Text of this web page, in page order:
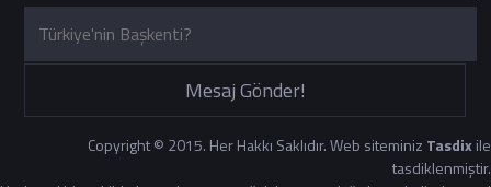
Mesaj Gönder!
Copyright © 2015. Her Hakkı Saklıdır. Web siteminiz Tasdixile
tasdiklenmiştir.